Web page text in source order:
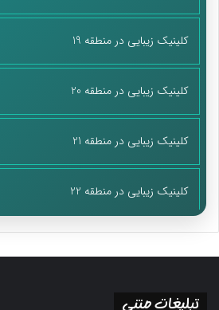
کلینیک زیبایی در منطقه 19
کلینیک زیبایی در منطقه 20
کلینیک زیبایی در منطقه 21
کلینیک زیبایی در منطقه 22
تبلیغات متنی